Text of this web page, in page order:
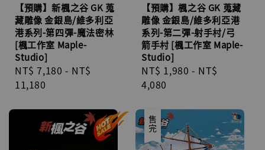
【預購】新楓之谷 GK 蒐
藏雕像 金銀島/維多利亞
港系列-第四彈-魔法密林
[楓工作室 Maple-
Studio]
Regular
price
NT$ 7,180 - NT$
11,180
【預購】楓之谷 GK 蒐藏
雕像 金銀島/維多利亞港
系列-第二彈-射手村/弓
箭手村 [楓工作室 Maple-
Studio]
Regular
price
NT$ 1,980 - NT$
4,080
售完